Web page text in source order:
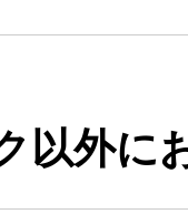
以外に